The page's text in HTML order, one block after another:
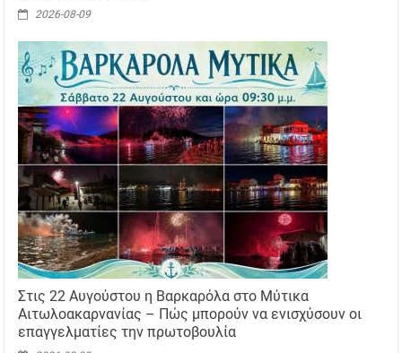
2026-08-09
Στις 22 Αυγούστου η Βαρκαρόλα στο Μύτικα
Αιτωλοακαρνανίας – Πώς μπορούν να ενισχύσουν οι
επαγγελματίες την πρωτοβουλία